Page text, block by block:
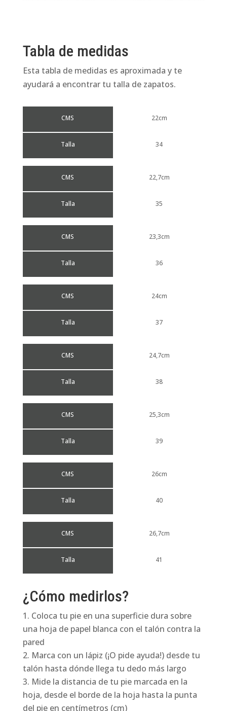
Tabla de medidas
Esta tabla de medidas es aproximada y te
ayudará a encontrar tu talla de zapatos.
CMS
Talla
22cm
34
CMS
Talla
22,7cm
35
CMS
Talla
23,3cm
36
CMS
Talla
24cm
37
CMS
Talla
24,7cm
38
CMS
Talla
25,3cm
39
CMS
Talla
26cm
40
CMS
Talla
26,7cm
41
¿Cómo medirlos?
Coloca tu pie en una superficie dura sobre
una hoja de papel blanca con el talón contra la
pared
Marca con un lápiz (¡O pide ayuda!) desde tu
talón hasta dónde llega tu dedo más largo
Mide la distancia de tu pie marcada en la
hoja, desde el borde de la hoja hasta la punta
del pie en centímetros (cm)